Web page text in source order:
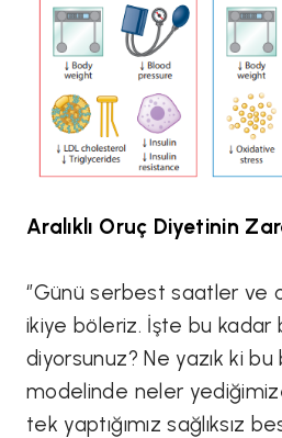
Aralıklı Oruç Diyetinin
‘’Günü serbest saatler ve
ikiye böleriz. İşte bu kadar
diyorsunuz? Ne yazık ki
modelinde neler
tek yaptığımız sağlıksız